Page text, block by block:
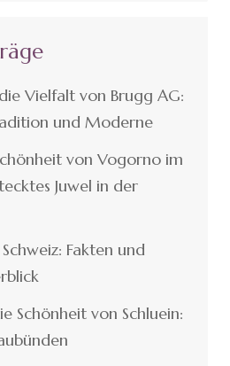
Vielfalt von Brugg AG:
und Moderne
von Vogorno im
Juwel in der
Fakten und
Schönheit von Schluein: